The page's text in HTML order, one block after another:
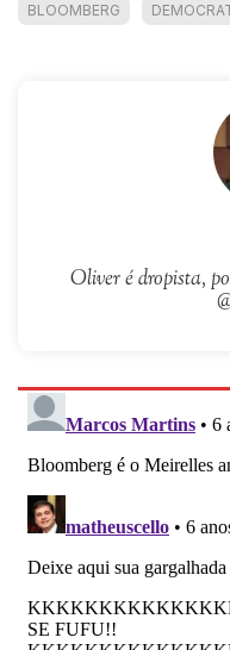
BLOOMBERG
Oliver é dropista,